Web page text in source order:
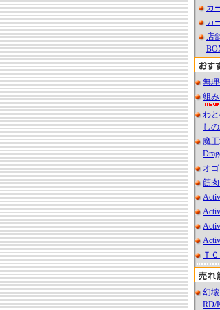
カ
カ
店
無
組
わ
し
魔
オ
筋
Ｔ
幻
RD/